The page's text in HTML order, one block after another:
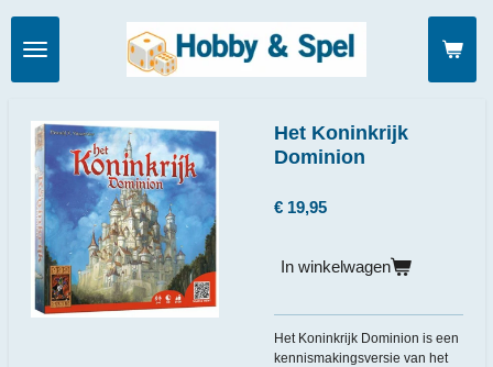
Ga
direct
naar
de
Het Koninkrijk
Dominion
€ 19,95
In winkelwagen
Het Koninkrijk Dominion is een
kennismakingsversie van het